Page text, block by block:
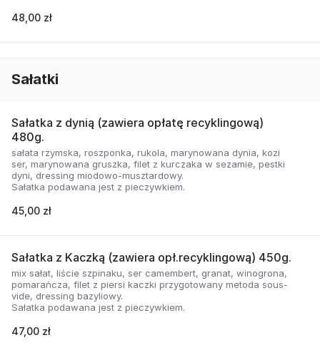
48,00 zł
Sałatki
Sałatka z dynią (zawiera opłatę recyklingową)
480g.
sałata rzymska, roszponka, rukola, marynowana dynia, kozi
ser, marynowana gruszka, filet z kurczaka w sezamie, pestki
dyni, dressing miodowo-musztardowy.
Sałatka podawana jest z pieczywkiem.
45,00 zł
Sałatka z Kaczką (zawiera opł.recyklingową) 450g.
mix sałat, liście szpinaku, ser camembert, granat, winogrona,
pomarańcza, filet z piersi kaczki przygotowany metoda sous-
vide, dressing bazyliowy.
Sałatka podawana jest z pieczywkiem.
47,00 zł